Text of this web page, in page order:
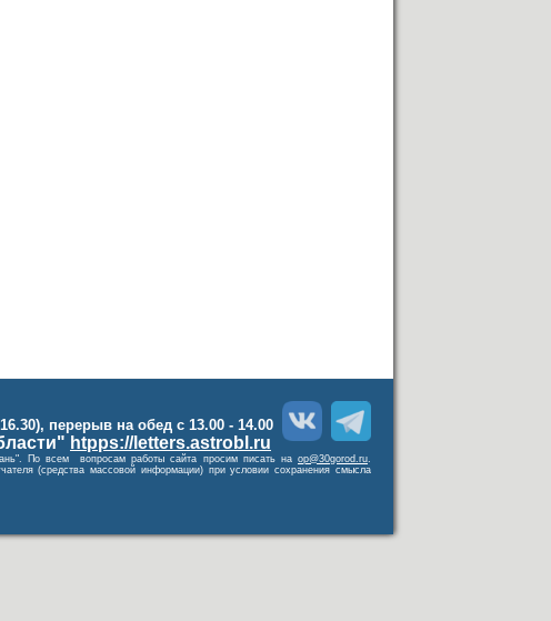
перерыв на обед с 13.00 - 14.00
htpps://letters.astrobl.ru
По всем вопросам работы сайта просим писать на op@30gorod.ru.
(средства массовой информации) при условии сохранения смысла